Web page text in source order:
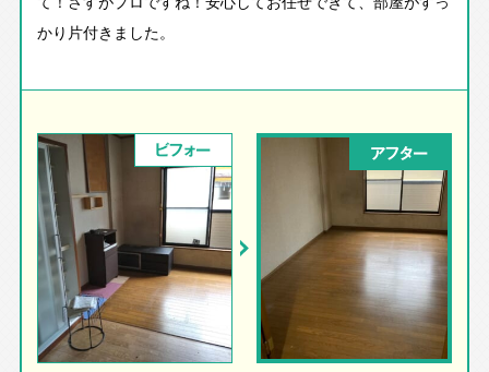
かり片付きました。
ビフォー アフター